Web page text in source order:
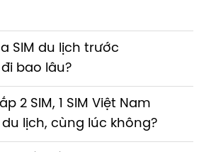
SIM du lịch trước
bao lâu?
2 SIM, 1 SIM Việt Nam
du lịch, cùng lúc không?